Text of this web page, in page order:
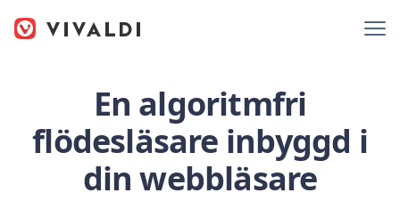
En algoritmfri
flödesläsare inbyggd i
din webbläsare